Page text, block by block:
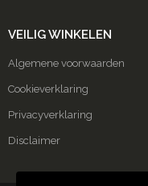
VEILIG WINKELEN
Algemene voorwaarden
Cookieverklaring
Privacyverklaring
Disclaimer